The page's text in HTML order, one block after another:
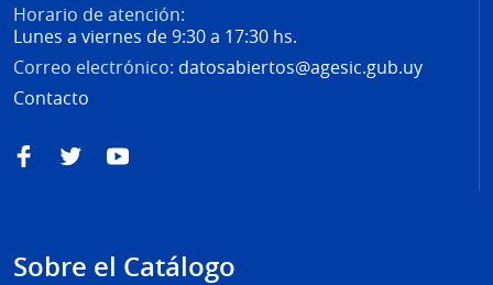
Horario de atención:
Lunes a viernes de 9:30 a 17:30 hs.
Correo electrónico: datosabiertos@agesic.gub.uy
Contacto
FacebookTwitterYouTube
Sobre el Catálogo